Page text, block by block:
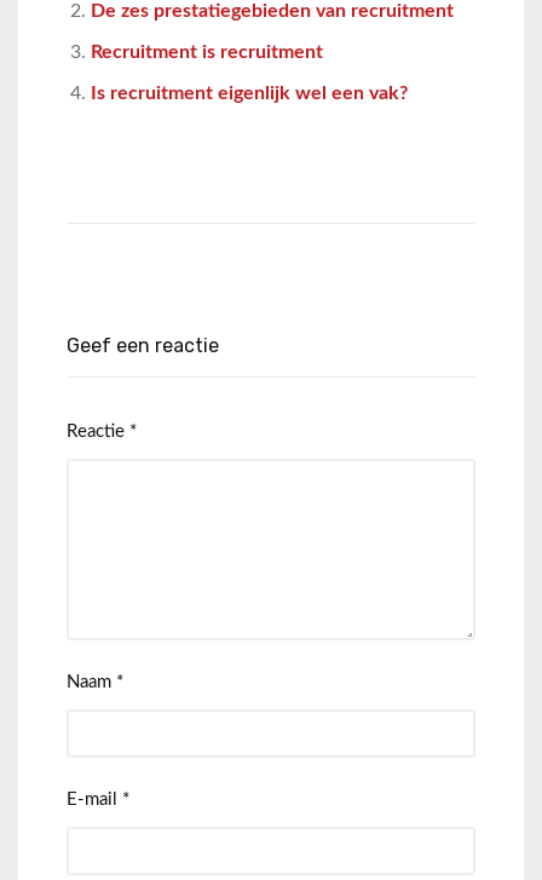
De zes prestatiegebieden van recruitment
Recruitment is recruitment
Is recruitment eigenlijk wel een vak?
Geef een reactie
Reactie *
Naam *
E-mail *